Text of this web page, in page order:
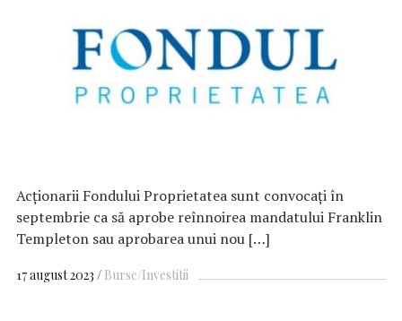
Acționarii Fondului Proprietatea sunt convocați în
septembrie ca să aprobe reînnoirea mandatului Franklin
Templeton sau aprobarea unui nou […]
17 august 2023 Burse/Investitii